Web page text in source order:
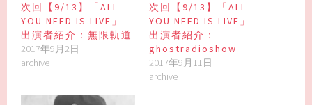
次回【9/13】「ALL
YOU NEED IS LIVE」
出演者紹介：無限軌道
2017年9月2日
archive
次回【9/13】「ALL
YOU NEED IS LIVE」
出演者紹介：
ghostradioshow
2017年9月11日
archive